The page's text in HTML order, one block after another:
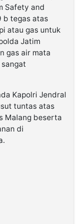
Safety and
b tegas atas
atau gas untuk
Jatim
gas air mata
Kapolri Jendral
tuntas atas
Malang beserta
di